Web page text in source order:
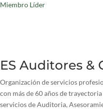
Miembro Líder
ES Auditores &
Organización de servicios
con más de 60 años de
servicios de Auditoria,